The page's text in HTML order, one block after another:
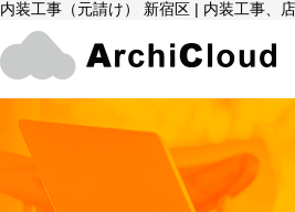
内装工事（元請け） 新宿区 | 内装工事、